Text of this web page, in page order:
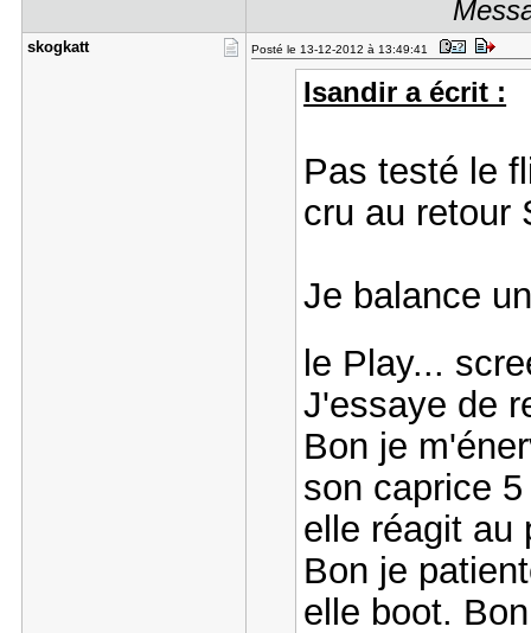
skogkatt Posté le 13-12-2012 à 13:49:41
Isandir a écrit :
Pas testé le
cru au
Je balance
le Play...
J'essaye de
Bon je
son caprice
elle réagit au
Bon je
elle boot.